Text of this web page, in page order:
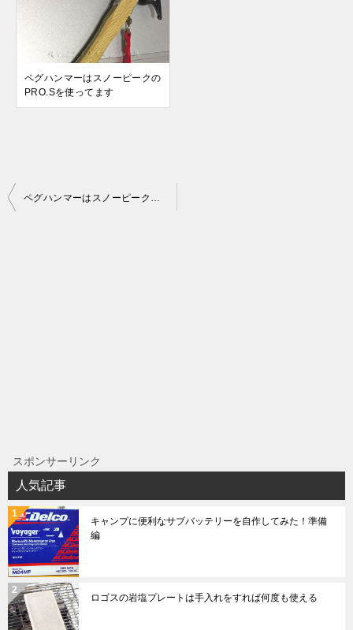
ペグハンマーはスノーピークの
PRO.Sを使ってます
投
ペグハンマーはスノーピークのPRO.Sを使ってます
スポンサーリンク
人気記事
キャンプに便利なサブバッテリーを自作してみた！準備
編
ロゴスの岩塩プレートは手入れをすれば何度も使える